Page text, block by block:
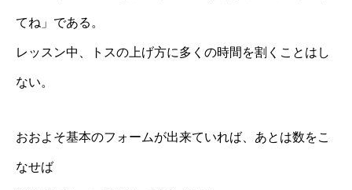
てね」である。
レッスン中、トスの上げ方に多くの時間を割くことはし
ない。
おおよそ基本のフォームが出来ていれば、あとは数をこ
なせば